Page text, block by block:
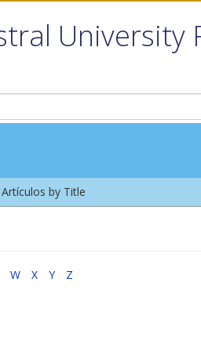
University
by Title
W X Y
Z